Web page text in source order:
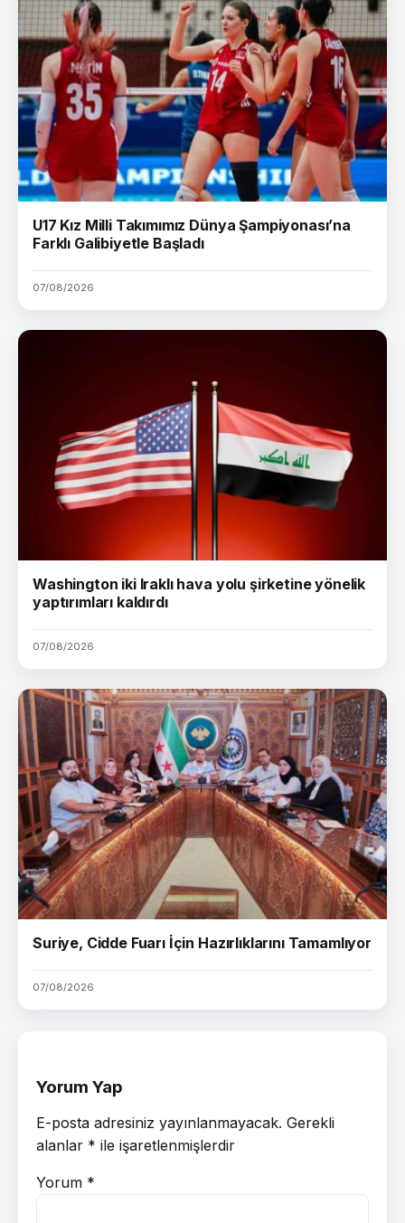
U17 Kız Milli Takımımız Dünya Şampiyonası’na
Farklı Galibiyetle Başladı
07/08/2026
Washington iki Iraklı hava yolu şirketine yönelik
yaptırımları kaldırdı
07/08/2026
Suriye, Cidde Fuarı İçin Hazırlıklarını Tamamlıyor
07/08/2026
Yorum Yap
E-posta adresiniz yayınlanmayacak. Gerekli
alanlar * ile işaretlenmişlerdir
Yorum *